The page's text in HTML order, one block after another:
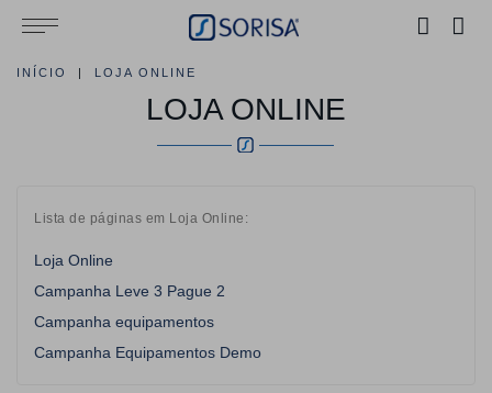
INÍCIO LOJA ONLINE
LOJA ONLINE
Lista de páginas em Loja Online:
Loja Online
Campanha Leve 3 Pague 2
Campanha equipamentos
Campanha Equipamentos Demo